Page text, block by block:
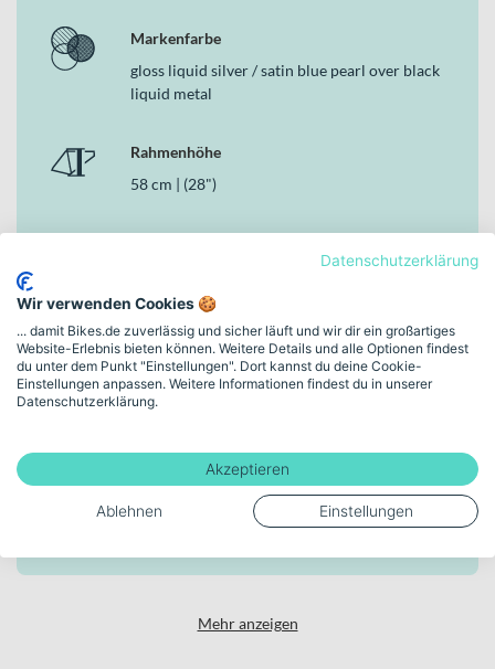
Hochwertige S-Works Tarmac SL8 Carbon Sitzstütze mit
15mm offset
Warum dieses Bike in der Kategorie Rennräder
Als kompromisslos auf Race-Performance ausgerichtetes Bike
vereint das Specialized Spitzenqualität, durchdachte Integration
Rahmen, die präzise Kettenschaltung mit 24 Gängen sowie die
hydraulischen Scheibenbremsen mit 160mm Rotoren machen das
Specialized Tarmac SL8 Pro
Kategorie Rennräder keine Abstriche bei Geschwindigkeit,
Kontrolle und Effizienz machen wollen.
Markenfarbe
gloss liquid silver / satin blue pearl over black
liquid metal
Rahmenhöhe
58 cm | (28")
Bremsen
Hydraulische Scheibenbremse
Carbon
Gewicht
Mehr anzeigen
Datenschutzerklärung
Wir verwenden Cookies 🍪
... damit Bikes.de zuverlässig und sicher läuft und wir dir ein großartiges
Website-Erlebnis bieten können. Weitere Details und alle Optionen findest
du unter dem Punkt "Einstellungen". Dort kannst du deine Cookie-
Einstellungen anpassen. Weitere Informationen findest du in unserer
Datenschutzerklärung.
Akzeptieren
Ablehnen Einstellungen